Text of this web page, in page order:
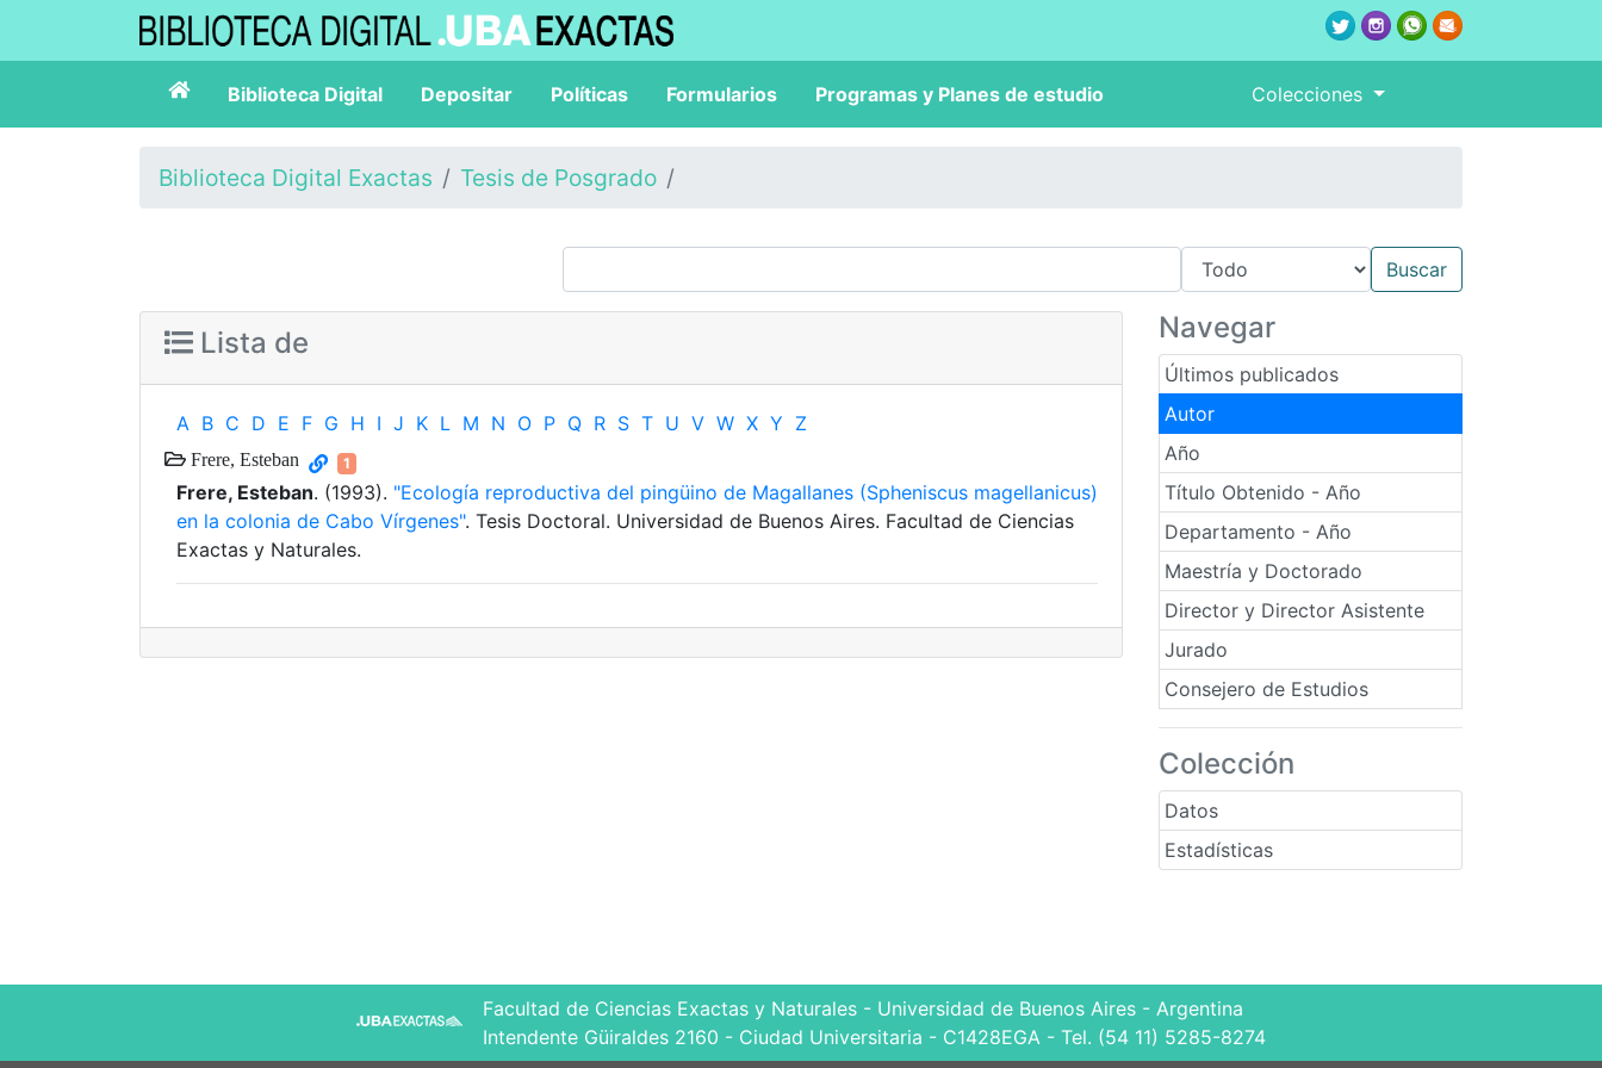
Biblioteca Digital Depositar Políticas Formularios Programas y Planes de estudio Colecciones
Biblioteca Digital Exactas Tesis de Posgrado
Navegar
Últimos publicados
Autor
Año
Título Obtenido - Año
Departamento - Año
Maestría y Doctorado
Director y Director Asistente
Jurado
Consejero de Estudios
Colección
Datos
Estadísticas
Lista de
A B C D E F G H I J K L M N O P Q R S T U V W X Y Z
Frere, Esteban 1
Frere, Esteban. (1993). "Ecología reproductiva del pingüino de Magallanes (Spheniscus magellanicus)
en la colonia de Cabo Vírgenes". Tesis Doctoral. Universidad de Buenos Aires. Facultad de Ciencias
Exactas y Naturales.
Facultad de Ciencias Exactas y Naturales - Universidad de Buenos Aires - Argentina
Intendente Güiraldes 2160 - Ciudad Universitaria - C1428EGA - Tel. (54 11) 5285-8274